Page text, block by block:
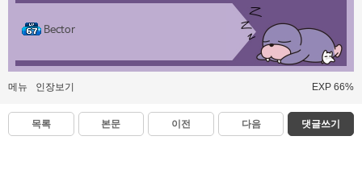
Bector
메뉴 인장보기 EXP 66%
목록 본문 이전 다음 댓글쓰기